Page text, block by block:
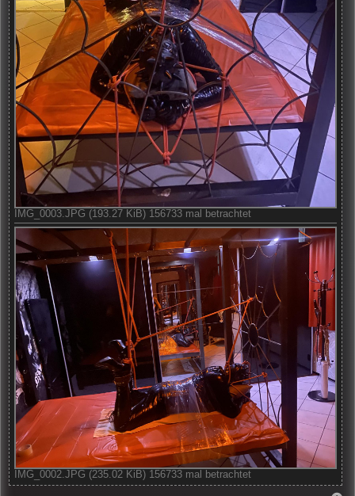
IMG_0003.JPG (193.27 KiB) 156733 mal betrachtet
IMG_0002.JPG (235.02 KiB) 156733 mal betrachtet